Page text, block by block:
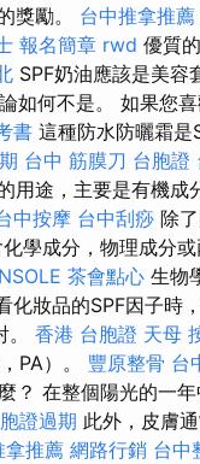
獎勵。 台中推拿推薦
報名簡章 rwd 優質
SPF奶油應該是美容
如何不是。 如果您
書 這種防水防曬霜是
台中 筋膜刀 台胞證
用途，主要是有機成
中按摩 台中刮痧 除
學成分，物理成分
茶會點心 生物
化妝品的SPF因子時
。 香港 台胞證 天母
PA）。 豐原整骨 台
？ 在整個陽光的一
證過期 此外，皮膚
拿推薦 網路行銷 台中